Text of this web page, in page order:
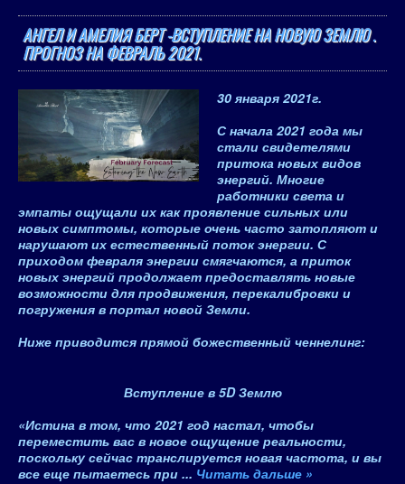
АНГЕЛ И АМЕЛИЯ БЕРТ -ВСТУПЛЕНИЕ НА НОВУЮ ЗЕМЛЮ .
ПРОГНОЗ НА ФЕВРАЛЬ 2021.
30 января 2021г.
С начала 2021 года мы
стали свидетелями
притока новых видов
энергий. Многие
работники света и
эмпаты ощущали их как проявление сильных или
новых симптомы, которые очень часто затопляют и
нарушают их естественный поток энергии. С
приходом февраля энергии смягчаются, а приток
новых энергий продолжает предоставлять новые
возможности для продвижения, перекалибровки и
погружения в портал новой Земли.
Ниже приводится прямой божественный ченнелинг:
Вступление в 5D Землю
«Истина в том, что 2021 год настал, чтобы
переместить вас в новое ощущение реальности,
поскольку сейчас транслируется новая частота, и вы
все еще пытаетесь при ... Читать дальше »